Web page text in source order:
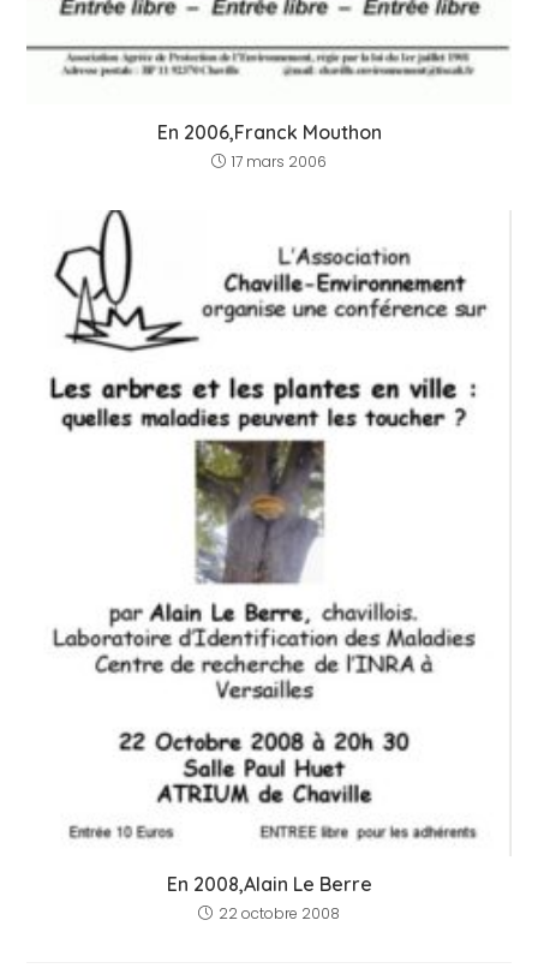
En 2006,Franck Mouthon
17 mars 2006
En 2008,Alain Le Berre
22 octobre 2008